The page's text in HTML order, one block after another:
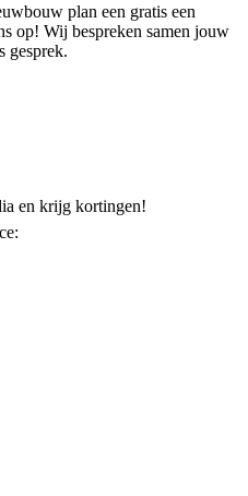
plan een gratis een
op! Wij bespreken samen jouw
gesprek.
en krijg kortingen!